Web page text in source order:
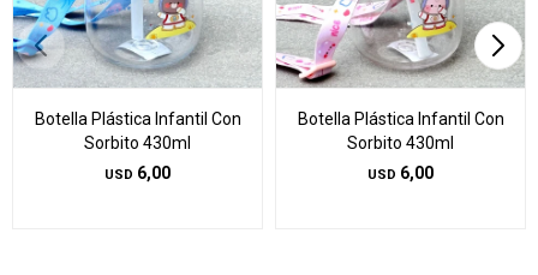
Botella Plástica Infantil Con
Sorbito 430ml
USD 6,00
Botella Plástica Infantil Con
Sorbito 430ml
USD 6,00